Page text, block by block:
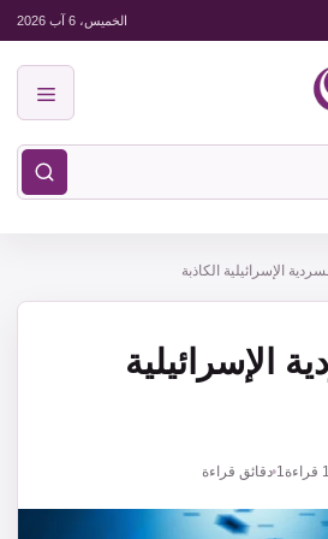
الخميس، 6 آب 2026
الإسرائيلية الكاذبة
الإسرائيلية
قراءة1 دقائق قراءة